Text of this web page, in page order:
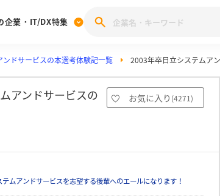
選考体験記投稿キャンペーン
企業就職ブランド調査
みんなの新卒就
企業・IT/DX特集
28卒 IT・DX
ンドサービスの本選考体験記一覧 2003年卒日立システムア
アンドサービスの
お気に入り (4271)
ムアンドサービスを志望する後輩へのエールになります！